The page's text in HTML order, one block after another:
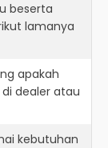
beserta
lamanya
apakah
dealer atau
kebutuhan